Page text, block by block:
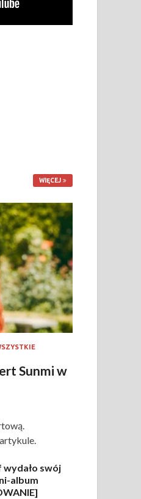
WIĘCEJ
Sunmi w
swój
album